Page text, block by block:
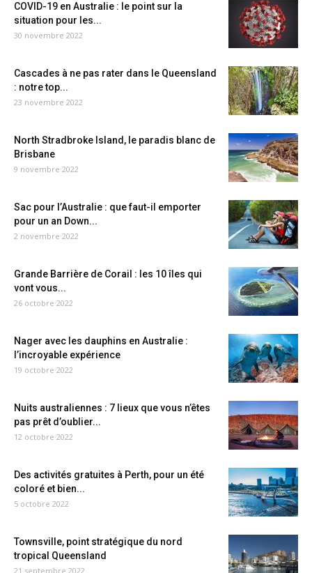
COVID-19 en Australie : le point sur la
situation pour les...
30 novembre 2022
Cascades à ne pas rater dans le Queensland
: notre top...
23 novembre 2022
North Stradbroke Island, le paradis blanc de
Brisbane
9 novembre 2022
Sac pour l’Australie : que faut-il emporter
pour un an Down...
2 novembre 2022
Grande Barrière de Corail : les 10 îles qui
vont vous...
26 octobre 2022
Nager avec les dauphins en Australie :
l’incroyable expérience
19 octobre 2022
Nuits australiennes : 7 lieux que vous n’êtes
pas prêt d’oublier...
12 octobre 2022
Des activités gratuites à Perth, pour un été
coloré et bien...
5 octobre 2022
Townsville, point stratégique du nord
tropical Queensland
21 septembre 2022